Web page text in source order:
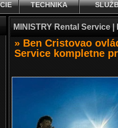
TECHNIKA
MINISTRY Rental Service
» Ben Cristovao
Service kompletne